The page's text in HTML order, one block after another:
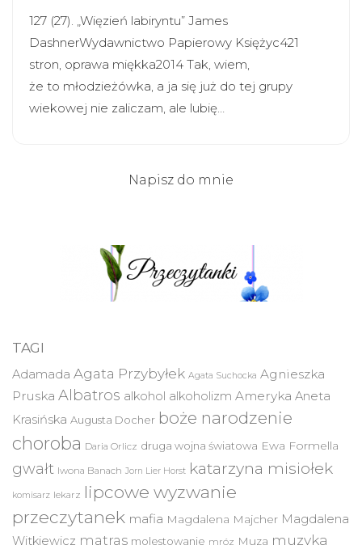
127 (27). „Więzień labiryntu” James
DashnerWydawnictwo Papierowy Księżyc421
stron, oprawa miękka2014 Tak, wiem,
że to młodzieżówka, a ja się już do tej grupy
wiekowej nie zaliczam, ale lubię…
Napisz do mnie
TAGI
Adamada Agata Przybyłek Agata Suchocka Agnieszka
Pruska Albatros alkohol alkoholizm Ameryka Aneta
Krasińska Augusta Docher boże narodzenie
choroba Daria Orlicz druga wojna światowa Ewa Formella
gwałt Iwona Banach Jorn Lier Horst katarzyna misiołek
komisarz lekarz lipcowe wyzwanie
przeczytanek mafia Magdalena Majcher Magdalena
Witkiewicz matras molestowanie mróz Muza muzyka